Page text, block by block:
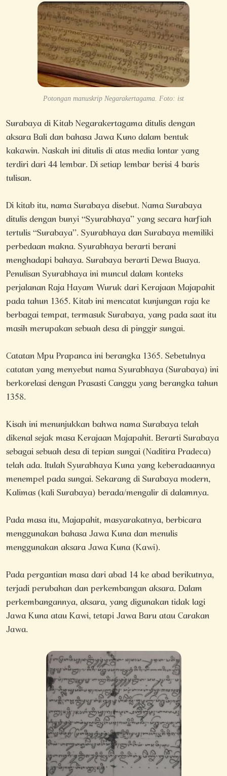
Potongan manuskrip Negarakertagama. Foto: ist
Surabaya di Kitab Negarakertagama ditulis dengan
aksara Bali dan bahasa Jawa Kuno dalam bentuk
kakawin. Naskah ini ditulis di atas media lontar yang
terdiri dari 44 lembar. Di setiap lembar berisi 4 baris
tulisan.
Di kitab itu, nama Surabaya disebut. Nama Surabaya
ditulis dengan bunyi “Syurabhaya” yang secara harfiah
tertulis “Surabaya”. Syurabhaya dan Surabaya memiliki
perbedaan makna. Syurabhaya berarti berani
menghadapi bahaya. Surabaya berarti Dewa Buaya.
Penulisan Syurabhaya ini muncul dalam konteks
perjalanan Raja Hayam Wuruk dari Kerajaan Majapahit
pada tahun 1365. Kitab ini mencatat kunjungan raja ke
berbagai tempat, termasuk Surabaya, yang pada saat itu
masih merupakan sebuah desa di pinggir sungai.
Catatan Mpu Prapanca ini berangka 1365. Sebetulnya
catatan yang menyebut nama Syurabhaya (Surabaya) ini
berkorelasi dengan Prasasti Canggu yang berangka tahun
1358.
Kisah ini menunjukkan bahwa nama Surabaya telah
dikenal sejak masa Kerajaan Majapahit. Berarti Surabaya
sebagai sebuah desa di tepian sungai (Naditira Pradeca)
telah ada. Itulah Syurabhaya Kuna yang keberadaannya
menempel pada sungai. Sekarang di Surabaya modern,
Kalimas (kali Surabaya) berada/mengalir di dalamnya.
Pada masa itu, Majapahit, masyarakatnya, berbicara
menggunakan bahasa Jawa Kuna dan menulis
menggunakan aksara Jawa Kuna (Kawi).
Pada pergantian masa dari abad 14 ke abad berikutnya,
terjadi perubahan dan perkembangan aksara. Dalam
perkembangannya, aksara, yang digunakan tidak lagi
Jawa Kuna atau Kawi, tetapi Jawa Baru atau Carakan
Jawa.